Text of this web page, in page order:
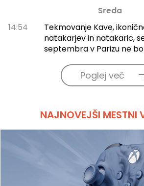
Sreda
14:54
Tekmovanje Kave,
natakarjev in natakaric,
septembra v Parizu ne
Poglej več
NAJNOVEJŠI MESTNI